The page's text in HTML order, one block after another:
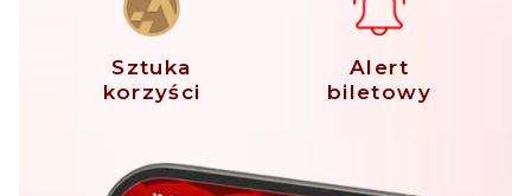
Sztuka
korzyści
Alert
biletowy